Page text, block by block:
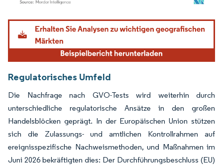
Bild © Mordor Intelligence. Wiederverwendung erfordert Namensnennung gemäß
Regulatorisches Umfeld
Die Nachfrage nach GVO-Tests wird weiterhin durch
unterschiedliche regulatorische Ansätze in den großen
Handelsblöcken geprägt. In der Europäischen Union stützen
sich die Zulassungs- und amtlichen Kontrollrahmen auf
ereignisspezifische Nachweismethoden, und Maßnahmen im
Juni 2026 bekräftigten dies: Der Durchführungsbeschluss (EU)